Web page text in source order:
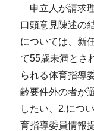
申立人が請求
口頭意見陳述の
については、新
て55歳未満とさ
られる体育指導
齢要件外の者が
したい、2.につ
育指導委員情報